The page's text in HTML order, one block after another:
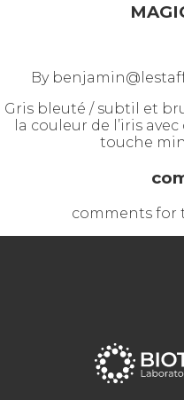
By
Gris bleuté / subtil et
la couleur de l’iris
touche
comments for